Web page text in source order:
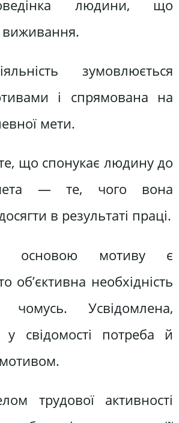
людини, що
виживання.
зумовлюється
і спрямована на
мети.
що спонукає людину до
— те, чого вона
в результаті праці.
основою мотиву є
об’єктивна необхідність
Усвідомлена,
у свідомості потреба й
трудової активності